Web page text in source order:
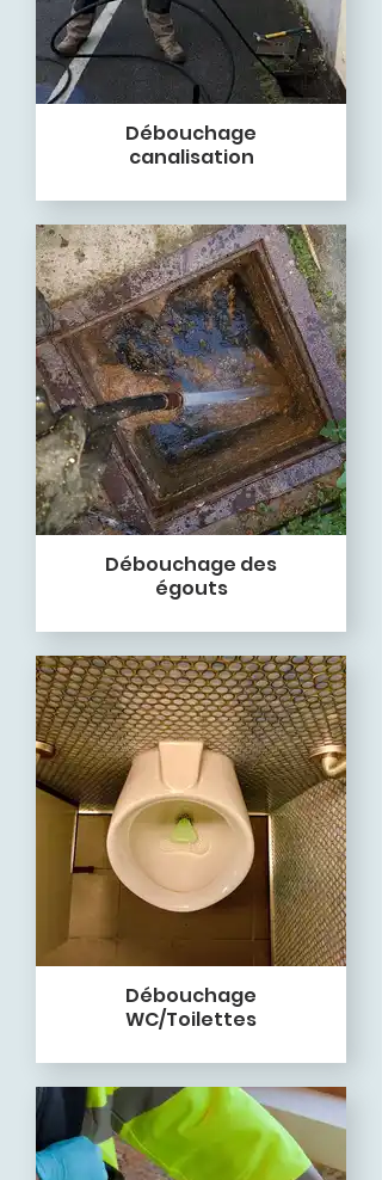
Débouchage
canalisation
Débouchage des
égouts
Débouchage
WC/Toilettes